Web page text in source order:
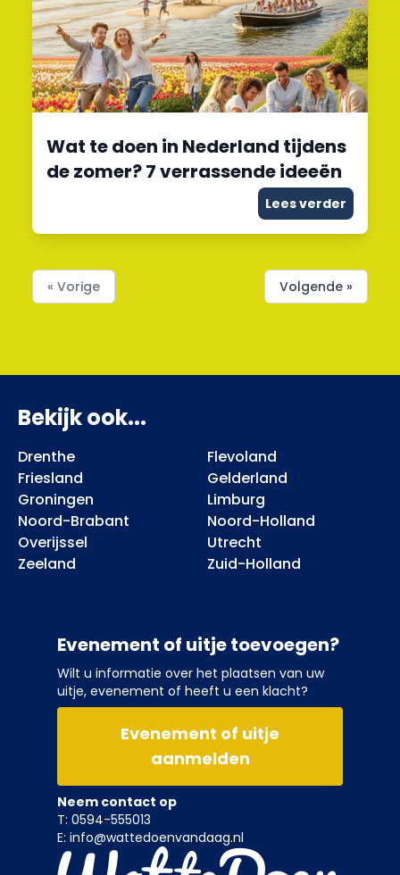
Wat te doen in Nederland tijdens
de zomer? 7 verrassende ideeën
Lees verder
« Vorige Volgende »
Bekijk ook...
Drenthe
Flevoland
Friesland
Gelderland
Groningen
Limburg
Noord-Brabant
Noord-Holland
Overijssel
Utrecht
Zeeland
Zuid-Holland
Evenement of uitje toevoegen?
Wilt u informatie over het plaatsen van uw
uitje, evenement of heeft u een klacht?
Evenement of uitje
aanmelden
Neem contact op
T: 0594-555013
E: info@wattedoenvandaag.nl